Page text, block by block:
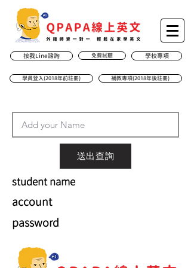
按我Line諮詢 免費試聽 學校專項
學員登入(2018年前註冊) 補教專項(2018年後註冊)
送出查詢
student name
account
password